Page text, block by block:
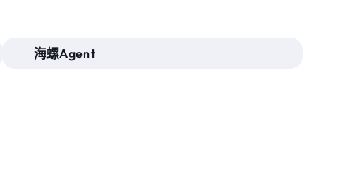
海螺Agent